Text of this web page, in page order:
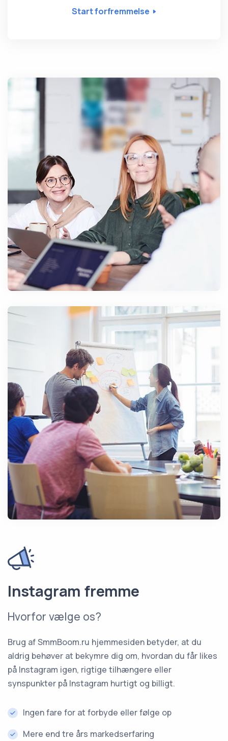
Start forfremmelse
Instagram fremme
Hvorfor vælge os?
Brug af SmmBoom.ru hjemmesiden betyder, at du
aldrig behøver at bekymre dig om, hvordan du får likes
på Instagram igen, rigtige tilhængere eller
synspunkter på Instagram hurtigt og billigt.
Ingen fare for at forbyde eller følge op
Mere end tre års markedserfaring